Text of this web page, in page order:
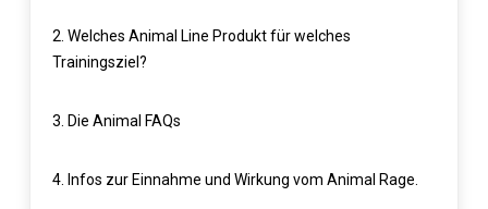
2. Welches Animal Line Produkt für welches
Trainingsziel?
3. Die Animal FAQs
4. Infos zur Einnahme und Wirkung vom Animal Rage.